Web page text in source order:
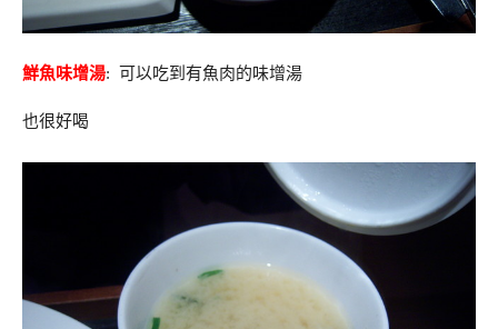
鮮魚味增湯: 可以吃到有魚肉的味增湯
也很好喝